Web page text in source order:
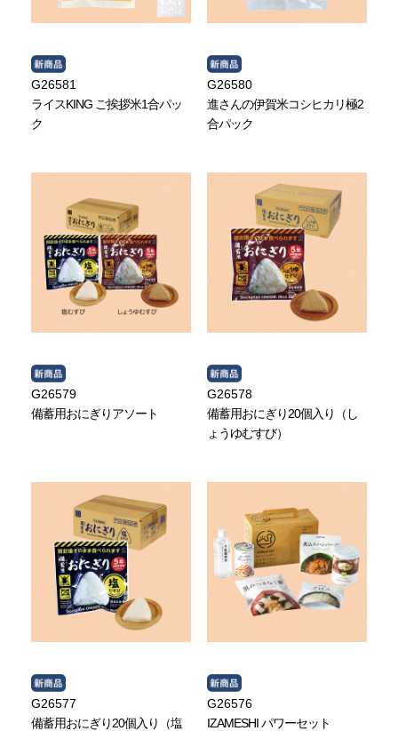
G26581
ライスKING ご挨拶米1合パッ
ク
G26580
進さんの伊賀米コシヒカリ極2
合パック
G26579
備蓄用おにぎりアソート
G26578
備蓄用おにぎり20個入り（し
ょうゆむすび）
G26577
備蓄用おにぎり20個入り（塩
G26576
IZAMESHI パワーセット